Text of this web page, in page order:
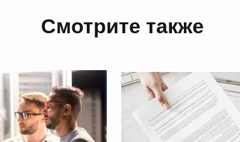
Смотрите также